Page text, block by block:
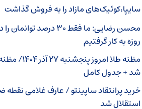
سایپا،کوئیک‌های مازاد را به فروش گذاشت
روزه به کار گرفتیم
مظنه طلا امروز
شد + جدول کامل
خرید پرانتقاد ساپینتو / عارف غلامی
استقلال شد